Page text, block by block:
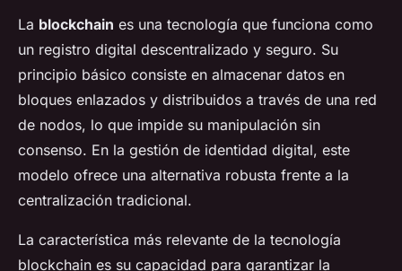
La blockchain es una tecnología que funciona como
un registro digital descentralizado y seguro. Su
principio básico consiste en almacenar datos en
bloques enlazados y distribuidos a través de una red
de nodos, lo que impide su manipulación sin
consenso. En la gestión de identidad digital, este
modelo ofrece una alternativa robusta frente a la
centralización tradicional.
La característica más relevante de la tecnología
blockchain es su capacidad para garantizar la